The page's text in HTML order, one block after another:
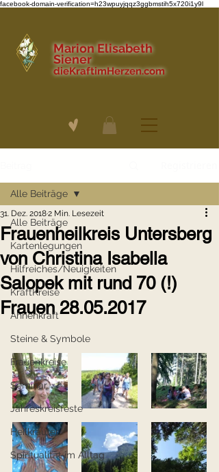
facebook-domain-verification=h23wpuyjqqz3ggbmstih5x720i1y9l
Marion Elisabeth
Siener
dieKraftimHerzen.com
Alle Beiträge
Kartenlegungen
Hilfreiches/Neuigkeiten
KraftKreise
Ahnenkraft
Steine & Symbole
Frauenkreise
Seminar
Jahreskreisfeste
Heilkräuter
Spiritualität im Alltag
Alle Beiträge
Frauenheilkreis Untersberg
von Christina Isabella
Salopek mit rund 70 (!)
Frauen 28.05.2017
31. Dez. 20182 Min. Lesezeit